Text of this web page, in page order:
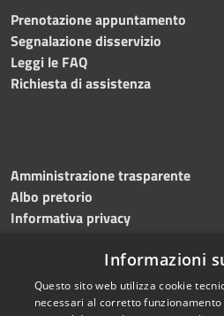
Prenotazione appuntamento
Segnalazione disservizio
Leggi le FAQ
Richiesta di assistenza
Amministrazione trasparente
Albo pretorio
Informativa privacy
Dichiarazione di accessibilità
Informazioni
Questo sito web utilizza cookie
necessari al corretto